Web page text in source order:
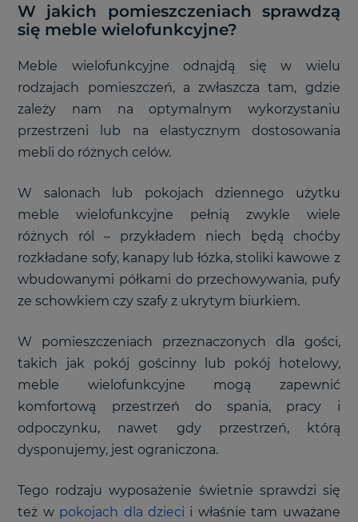
W jakich pomieszczeniach sprawdzą
się meble wielofunkcyjne?
Meble wielofunkcyjne odnajdą się w wielu
rodzajach pomieszczeń, a zwłaszcza tam, gdzie
zależy nam na optymalnym wykorzystaniu
przestrzeni lub na elastycznym dostosowania
mebli do różnych celów.
W salonach lub pokojach dziennego użytku
meble wielofunkcyjne pełnią zwykle wiele
różnych ról – przykładem niech będą choćby
rozkładane sofy, kanapy lub łóżka, stoliki kawowe z
wbudowanymi półkami do przechowywania, pufy
ze schowkiem czy szafy z ukrytym biurkiem.
W pomieszczeniach przeznaczonych dla gości,
takich jak pokój gościnny lub pokój hotelowy,
meble wielofunkcyjne mogą zapewnić
komfortową przestrzeń do spania, pracy i
odpoczynku, nawet gdy przestrzeń, którą
dysponujemy, jest ograniczona.
Tego rodzaju wyposażenie świetnie sprawdzi się
też w pokojach dla dzieci i właśnie tam uważane